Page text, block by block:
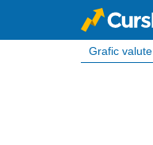
Grafic valute